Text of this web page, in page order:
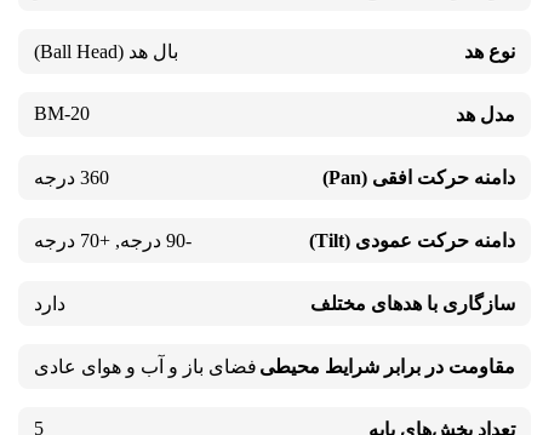
نوع هد بال هد (Ball Head)
مدل هد BM-20
دامنه حرکت افقی (Pan) 360 درجه
دامنه حرکت عمودی (Tilt) -90 درجه , +70 درجه
سازگاری با هدهای مختلف دارد
مقاومت در برابر شرایط محیطی فضای باز و آب‌ و هوای عادی
تعداد بخش‌های پایه 5